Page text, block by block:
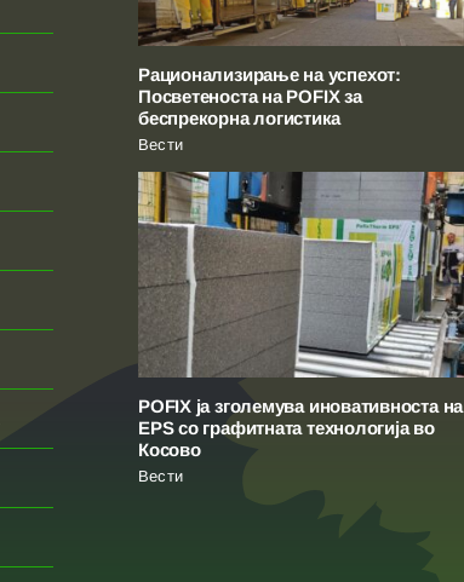
Рационализирање на успехот:
Посветеноста на POFIX за
беспрекорна логистика
Вести
POFIX ја зголемува иновативноста на
EPS со графитната технологија во
Косово
Вести